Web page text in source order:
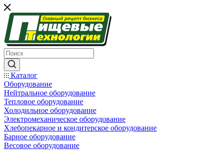
Каталог
Оборудование
Нейтральное оборудование
Тепловое оборудование
Холодильное оборудование
Электромеханическое оборудование
Хлебопекарное и кондитерское оборудование
Барное оборудование
Весовое оборудование